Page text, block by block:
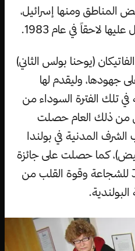
المناطق ومنها إسرائيل،
لاحقاً في عام 1983.
بابا الفاتيكان (يوحنا بولس الثاني)
جهودها، وليقدم لها
تلك الفترة السوداء من
من ذلك العام حصلت
المدنية في بولندا
كما حصلت على جائزة
(جان كارسكي) Jan Karski للشجاعة وقوة القلب من
البولندية.